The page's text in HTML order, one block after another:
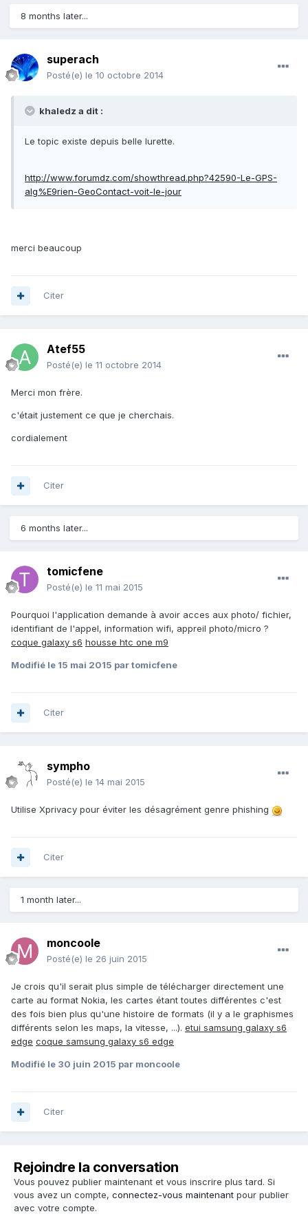
8 months later...
superach
Posté(e) le 10 octobre 2014
khaledz a dit :
Le topic existe depuis belle lurette.
http://www.forumdz.com/showthread.php?42590-Le-GPS-
alg%E9rien-GeoContact-voit-le-jour
merci beaucoup
Citer
Atef55
Posté(e) le 11 octobre 2014
Merci mon frère.
c'était justement ce que je cherchais.
cordialement
Citer
6 months later...
tomicfene
Posté(e) le 11 mai 2015
Pourquoi l'application demande à avoir acces aux photo/ fichier,
identifiant de l'appel, information wifi, appreil photo/micro ?
coque galaxy s6 housse htc one m9
Modifié le 15 mai 2015 par tomicfene
Citer
sympho
Posté(e) le 14 mai 2015
Utilise Xprivacy pour éviter les désagrément genre phishing
Citer
1 month later...
moncoole
Posté(e) le 26 juin 2015
Je crois qu'il serait plus simple de télécharger directement une
carte au format Nokia, les cartes étant toutes différentes c'est
des fois bien plus qu'une histoire de formats (il y a le graphismes
différents selon les maps, la vitesse, ...). etui samsung galaxy s6
edge coque samsung galaxy s6 edge
Modifié le 30 juin 2015 par moncoole
Citer
Rejoindre la conversation
Vous pouvez publier maintenant et vous inscrire plus tard. Si
vous avez un compte, connectez-vous maintenant pour publier
avec votre compte.